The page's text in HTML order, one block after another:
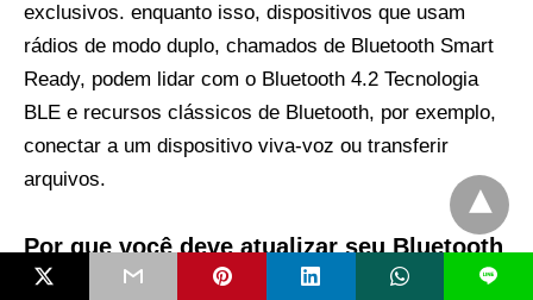
exclusivos. enquanto isso, dispositivos que usam
rádios de modo duplo, chamados de Bluetooth Smart
Ready, podem lidar com o Bluetooth 4.2 Tecnologia
BLE e recursos clássicos de Bluetooth, por exemplo,
conectar a um dispositivo viva-voz ou transferir
arquivos.
Por que você deve atualizar seu Bluetooth
para 5.2
eu